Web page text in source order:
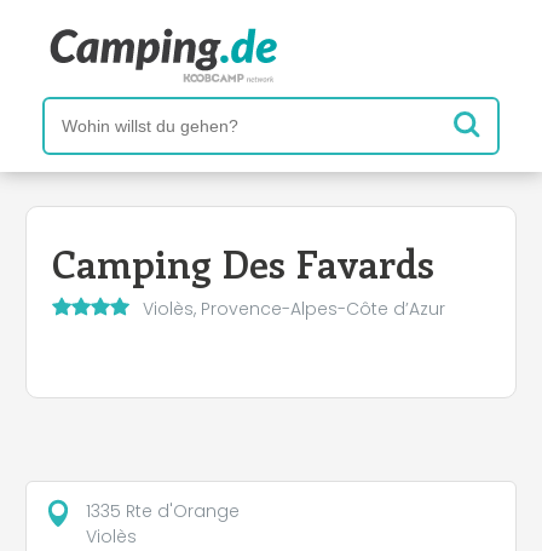
Camping Des Favards
Violès, Provence-Alpes-Côte d’Azur
1335 Rte d'Orange
Violès